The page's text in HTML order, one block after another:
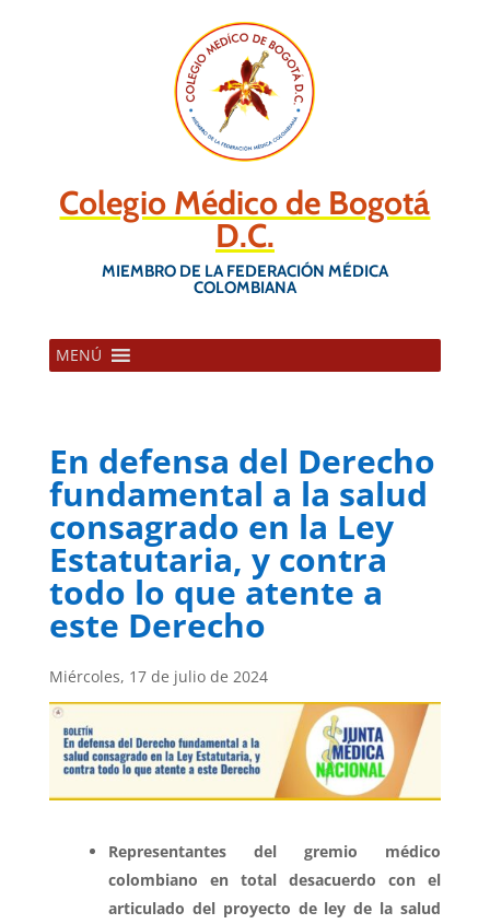
Colegio Médico de Bogotá
D.C.
MIEMBRO DE LA FEDERACIÓN MÉDICA
COLOMBIANA
MENÚ
En defensa del Derecho
fundamental a la salud
consagrado en la Ley
Estatutaria, y contra
todo lo que atente a
este Derecho
Miércoles, 17 de julio de 2024
Representantes del gremio médico
colombiano en total desacuerdo con el
articulado del proyecto de ley de la salud